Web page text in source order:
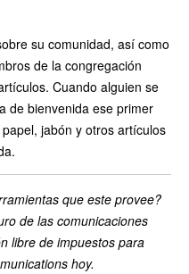
su comunidad, así como
de la congregación
Cuando alguien se
de bienvenida ese primer
jabón y otros artículos
que este provee?
de las comunicaciones
libre de impuestos para
hoy.